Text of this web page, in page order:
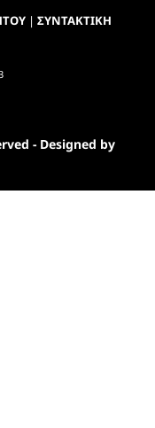
| ΣΥΝΤΑΚΤΙΚΗ
- Designed by